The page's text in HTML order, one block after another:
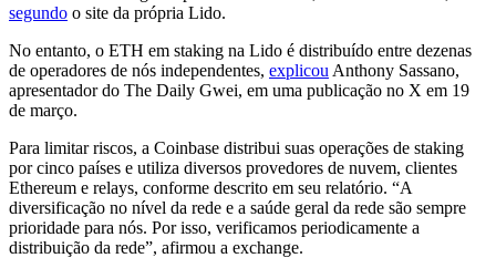
segundo o site da própria Lido.
No entanto, o ETH em staking na Lido é distribuído entre dezenas
de operadores de nós independentes, explicou Anthony Sassano,
apresentador do The Daily Gwei, em uma publicação no X em 19
de março.
Para limitar riscos, a Coinbase distribui suas operações de staking
por cinco países e utiliza diversos provedores de nuvem, clientes
Ethereum e relays, conforme descrito em seu relatório. “A
diversificação no nível da rede e a saúde geral da rede são sempre
prioridade para nós. Por isso, verificamos periodicamente a
distribuição da rede”, afirmou a exchange.